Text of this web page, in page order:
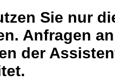
Sie nur
Anfragen
der